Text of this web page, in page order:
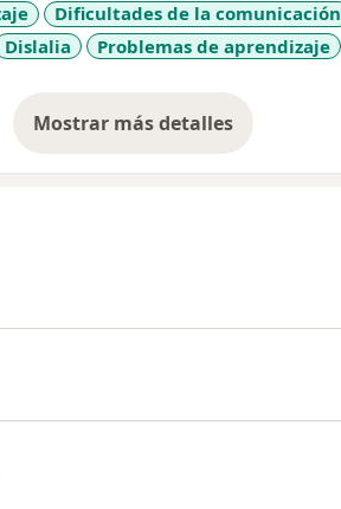
Dificultades de la comunicación
Dislalia Problemas de aprendizaje
Mostrar más detalles
sobre la experiencia